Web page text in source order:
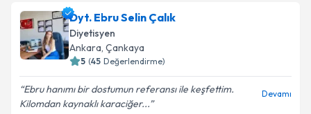
Dyt. Ebru Selin Çalık
Diyetisyen
Ankara, Çankaya
5 (45 Değerlendirme)
Ebru hanımı bir dostumun referansı ile keşfettim.
Kilomdan kaynaklı karaciğer...
Devamı